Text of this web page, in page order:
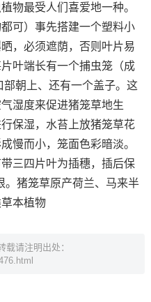
物最受人们喜爱地一种。
可）事先搭建一个塑料小
，必须遮荫，否则叶片易
叶端长有一个捕虫笼（成
朝上、还有一个盖子。这
湿度来促进猪笼草地生
保湿，水苔上放猪笼草花
慢而小，笼面色彩暗淡。
三四片叶为插穗，插后保
猪笼草原产荷兰、马来半
本植物
请注明出处：